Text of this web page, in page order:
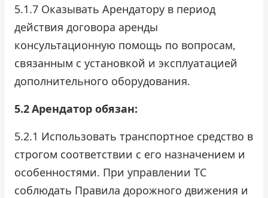
5.1.7 Оказывать Арендатору в период
действия договора аренды
консультационную помощь по вопросам,
связанным с установкой и эксплуатацией
дополнительного оборудования.
5.2Арендатор обязан:
5.2.1 Использовать транспортное средство в
строгом соответствии с его назначением и
особенностями. При управлении ТС
соблюдать Правила дорожного движения и